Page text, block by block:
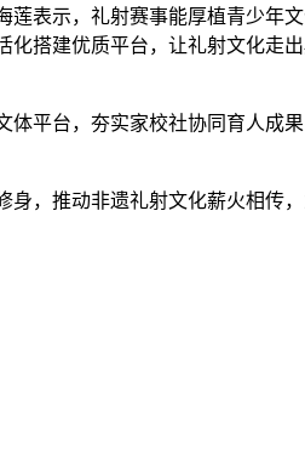
表示，礼射赛事能厚植青少年
搭建优质平台，让礼射文化走
平台，夯实家校社协同育人成
，推动非遗礼射文化薪火相传